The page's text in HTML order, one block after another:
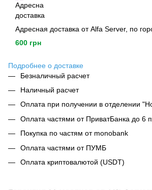
Адресная доставка от Alfa Server, по
600 грн
Подробнее о доставке
Безналичный расчет
Наличный расчет
Оплата при получении в отделении
Оплата частями от ПриватБанка до 6
Покупка по частям от monobank
Оплата частями от ПУМБ
Оплата криптовалютой (USDT)